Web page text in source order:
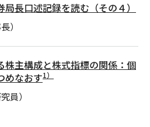
局長口述記録を読む（その４）
）
株主構成と株式指標の関係：個
めなおす1）
員）